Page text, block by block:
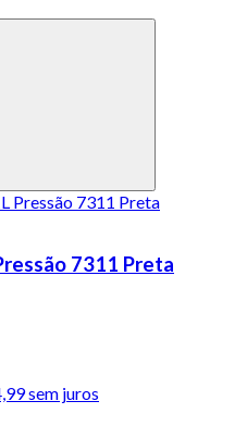
7311 Preta
sem juros